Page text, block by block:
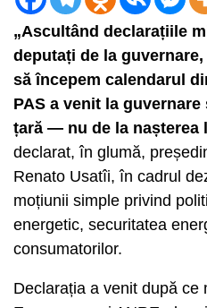
„Ascultând declarațiile
deputați de la
să începem calendarul
PAS a venit la
țară — nu de la nașterea
declarat, în glumă,
Renato Usatîi, în cadrul
moțiunii simple privind
energetic, securitatea
consumatorilor.
Declarația a venit după ce